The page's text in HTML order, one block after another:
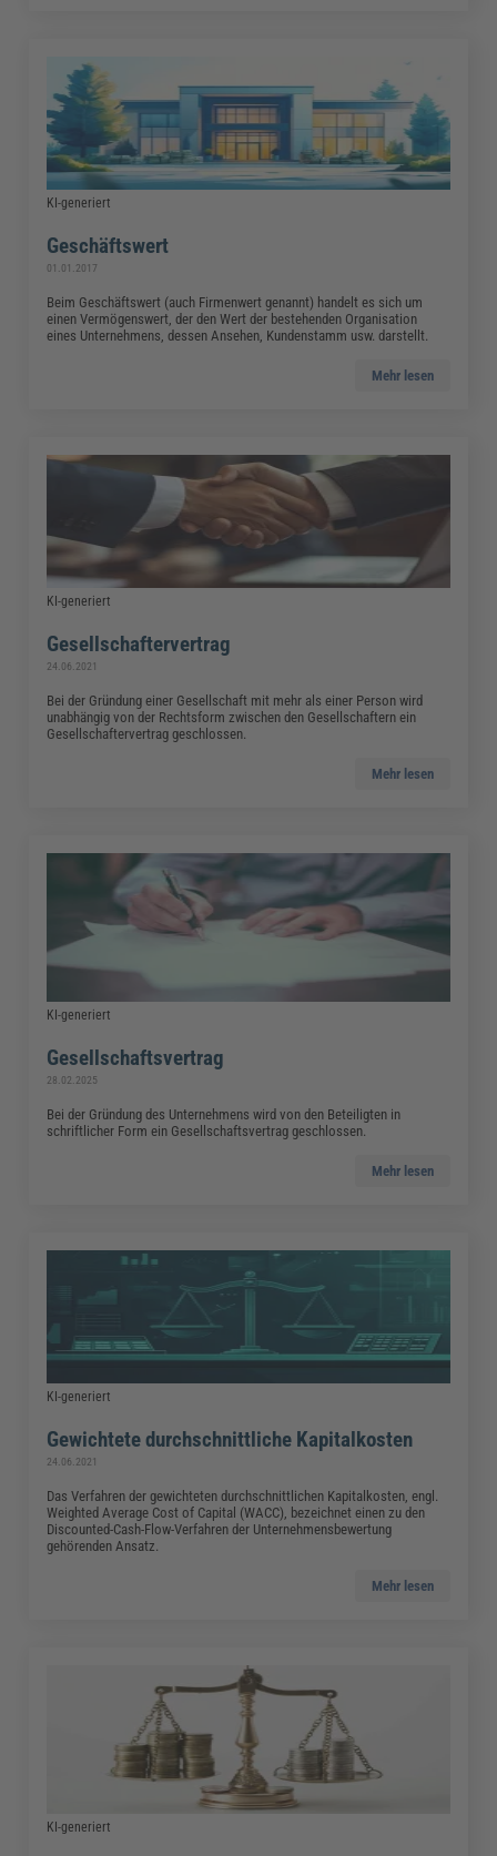
KI-generiert
Geschäftswert
01.01.2017
Beim Geschäftswert (auch Firmenwert genannt) handelt es sich um
einen Vermögenswert, der den Wert der bestehenden Organisation
eines Unternehmens, dessen Ansehen, Kundenstamm usw. darstellt.
Mehr lesen
KI-generiert
Gesellschaftervertrag
24.06.2021
Bei der Gründung einer Gesellschaft mit mehr als einer Person wird
unabhängig von der Rechtsform zwischen den Gesellschaftern ein
Gesellschaftervertrag geschlossen.
Mehr lesen
KI-generiert
Gesellschaftsvertrag
28.02.2025
Bei der Gründung des Unternehmens wird von den Beteiligten in
schriftlicher Form ein Gesellschaftsvertrag geschlossen.
Mehr lesen
KI-generiert
Gewichtete durchschnittliche Kapitalkosten
24.06.2021
Das Verfahren der gewichteten durchschnittlichen Kapitalkosten, engl.
Weighted Average Cost of Capital (WACC), bezeichnet einen zu den
Discounted-Cash-Flow-Verfahren der Unternehmensbewertung
gehörenden Ansatz.
Mehr lesen
KI-generiert